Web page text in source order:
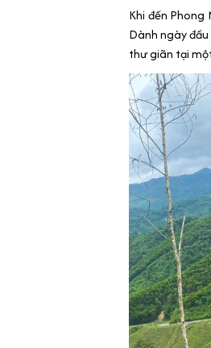
Khi đến
Dành ngày
thư giãn tại